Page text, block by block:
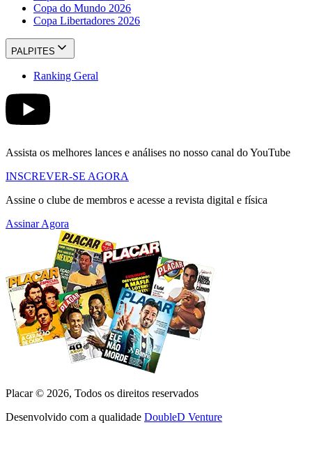
Copa do Mundo 2026
Copa Libertadores 2026
PALPITES
Ranking Geral
Assista os melhores lances e análises no nosso canal do YouTube
INSCREVER-SE AGORA
Assine o clube de membros e acesse a revista digital e física
Assinar Agora
Placar © 2026, Todos os direitos reservados
Desenvolvido com a qualidade DoubleD Venture